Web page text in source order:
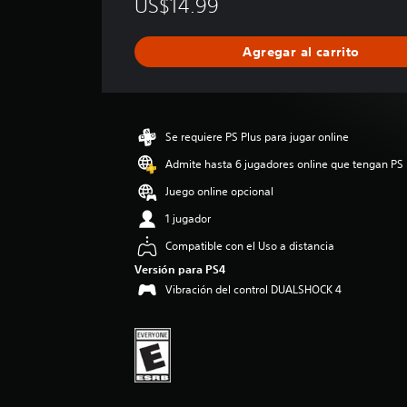
i
i
c
c
n
p
o
m
e
d
i
o
:
.
3
e
US$14.99
Agregar al carrito
Se requiere PS Plus para jugar online
Admite hasta 6 jugadores online que tengan PS
Juego online opcional
1 jugador
Compatible con el Uso a distancia
Versión para PS4
Vibración del control DUALSHOCK 4